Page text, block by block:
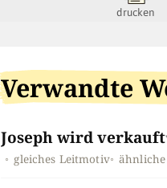
drucken
Verwandte
Joseph wird verkauft
gleiches Leitmotiv